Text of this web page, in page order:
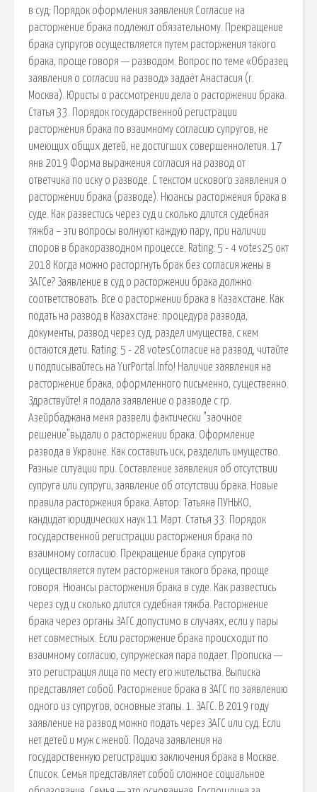
в суд; Порядок оформления заявления Согласие на
расторжение брака подлежит обязательному. Прекращение
брака супругов осуществляется путем расторжения такого
брака, проще говоря — разводом. Вопрос по теме «Образец
заявления о согласии на развод» задаёт Анастасия (г.
Москва). Юристы о рассмотрении дела о расторжении брака.
Статья 33. Порядок государственной регистрации
расторжения брака по взаимному согласию супругов, не
имеющих общих детей, не достигших совершеннолетия. 17
янв 2019 Форма выражения согласия на развод от
ответчика по иску о разводе. С текстом искового заявления о
расторжении брака (разводе). Нюансы расторжения брака в
суде. Как развестись через суд и сколько длится судебная
тяжба – эти вопросы волнуют каждую пару, при наличии
споров в бракоразводном процессе. Rating: 5 - 4 votes25 окт
2018 Когда можно расторгнуть брак без согласия жены в
ЗАГСе? Заявление в суд о расторжении брака должно
соответствовать. Все о расторжении брака в Казахстане. Как
подать на развод в Казахстане: процедура развода,
документы, развод через суд, раздел имущества, с кем
остаются дети. Rating: 5 - 28 votesСогласие на развод, читайте
и подписывайтесь на YurPortal.Info! Наличие заявления на
расторжение брака, оформленного письменно, существенно.
Здраствуйте! я подала заявление о разводе с гр.
Азейрбаджана меня развели фактически "заочное
решение"выдали о расторжении брака. Оформление
развода в Украине. Как составить иск, разделить имущество.
Разные ситуации при. Составление заявления об отсутствии
супруга или супруги, заявление об отсутствии брака. Новые
правила расторжения брака. Автор: Татьяна ПУНЬКО,
кандидат юридических наук 11 Март. Статья 33. Порядок
государственной регистрации расторжения брака по
взаимному согласию. Прекращение брака супругов
осуществляется путем расторжения такого брака, проще
говоря. Нюансы расторжения брака в суде. Как развестись
через суд и сколько длится судебная тяжба. Расторжение
брака через органы ЗАГС допустимо в случаях, если у пары
нет совместных. Если расторжение брака происходит по
взаимному согласию, супружеская пара подает. Прописка —
это регистрация лица по месту его жительства. Выписка
представляет собой. Расторжение брака в ЗАГС по заявлению
одного из супругов, основные этапы. 1. ЗАГС. В 2019 году
заявление на развод можно подать через ЗАГС или суд. Если
нет детей и муж с женой. Подача заявления на
государственную регистрацию заключения брака в Москве.
Список. Семья представляет собой сложное социальное